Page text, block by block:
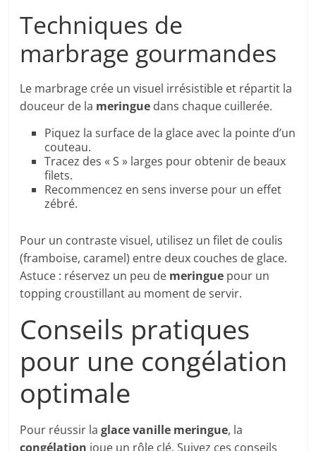
Techniques de
marbrage gourmandes
Le marbrage crée un visuel irrésistible et répartit la
douceur de la meringue dans chaque cuillerée.
Piquez la surface de la glace avec la pointe d’un
couteau.
Tracez des « S » larges pour obtenir de beaux
filets.
Recommencez en sens inverse pour un effet
zébré.
Pour un contraste visuel, utilisez un filet de coulis
(framboise, caramel) entre deux couches de glace.
Astuce : réservez un peu de meringue pour un
topping croustillant au moment de servir.
Conseils pratiques
pour une congélation
optimale
Pour réussir laglace vanille meringue, la
congélation joue un rôle clé. Suivez ces conseils